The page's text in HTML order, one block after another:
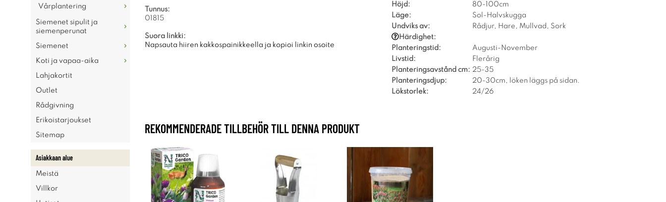
Vårplantering
Siemenet sipulit ja
siemenperunat
Siemenet
Koti ja vapaa-aika
Lahjakortit
Outlet
Rådgivning
Erikoistarjoukset
Sitemap
Asiakkaan alue
Meistä
Villkor
Höjd:
80-100cm
Läge:
Sol-Halvskugga
Undviks av:
Rådjur, Hare, Mullvad, Sork
Härdighet:
Planteringstid:
Augusti-November
Livstid:
Flerårig
Planteringsavstånd cm: 25-35
Planteringsdjup:
20-30cm, löken läggs på sidan.
Lökstorlek:
24/26
Tunnus:
01815
Suora linkki:
Napsauta hiiren kakkospainikkeella ja kopioi linkin osoite
REKOMMENDERADE TILLBEHÖR TILL DENNA PRODUKT